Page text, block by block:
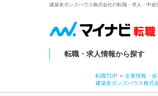
建築舎ボンズハウス株式会社の転職・求人・中途
転職・求人情報から探す
転職TOP 企業情報・
建築舎ボンズハウス株式